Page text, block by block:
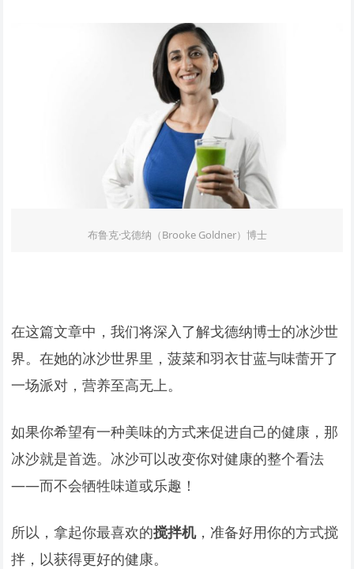
布鲁克·戈德纳（Brooke Goldner）博士
在这篇文章中，我们将深入了解戈德纳博士的冰沙世
界。在她的冰沙世界里，菠菜和羽衣甘蓝与味蕾开了
一场派对，营养至高无上。
如果你希望有一种美味的方式来促进自己的健康，那
冰沙就是首选。冰沙可以改变你对健康的整个看法
——而不会牺牲味道或乐趣！
所以，拿起你最喜欢的搅拌机，准备好用你的方式搅
拌，以获得更好的健康。